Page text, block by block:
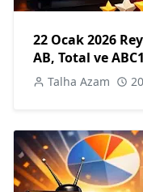
22 Ocak 2026
AB, Total ve ABC1
Talha Azam